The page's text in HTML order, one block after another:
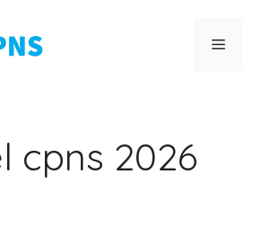
Menu
cpns 2026